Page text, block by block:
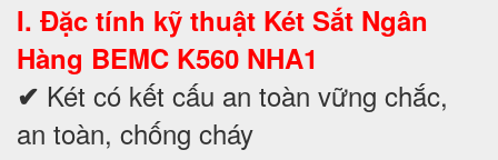
I. Đặc tính kỹ thuật Két Sắt Ngân
Hàng BEMC K560 NHA1
✔ Két có kết cấu an toàn vững chắc,
an toàn, chống cháy